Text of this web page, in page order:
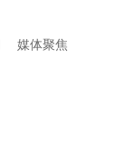
媒体聚焦